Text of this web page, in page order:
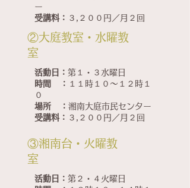
ー
受講料： ３,２００円／月２回
​②大庭教室・水曜教
室
活動日： 第１・３水曜日
時間 ：
１１時１０～１２時１
０
場所 ： 湘南大庭市民センター
受講料： ３,２００円／月２回
​③湘南台・火曜教
室
活動日： 第２・４火曜日